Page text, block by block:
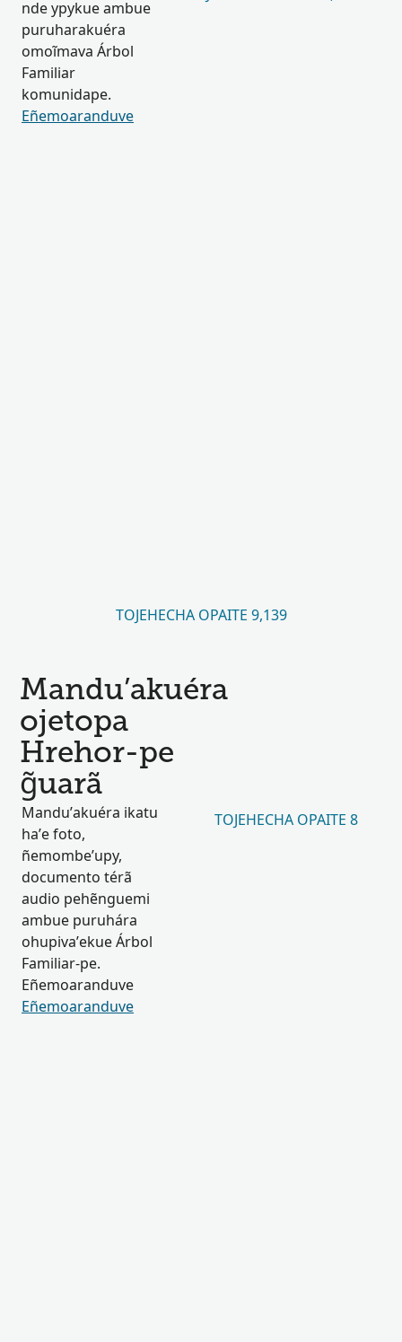
nde ypykue ambue
puruharakuéra
omoĩmava Árbol
Familiar
komunidape.
Eñemoaranduve
TOJEHECHA OPAITE 9,139
Mandu’akuéra
ojetopa
Hrehor-pe
g̃uarã
Mandu’akuéra ikatu
ha’e foto,
ñemombe’upy,
documento térã
audio pehẽnguemi
ambue puruhára
ohupiva’ekue Árbol
Familiar-pe.
Eñemoaranduve
Eñemoaranduve
TOJEHECHA OPAITE 8